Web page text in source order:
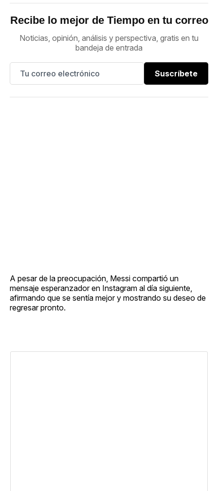
Recibe lo mejor de Tiempo en tu correo
Noticias, opinión, análisis y perspectiva, gratis en tu
bandeja de entrada
Suscríbete
A pesar de la preocupación, Messi compartió un
mensaje esperanzador en Instagram al día siguiente,
afirmando que se sentía mejor y mostrando su deseo de
regresar pronto.